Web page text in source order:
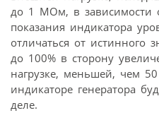
до 1 МОм, в зависимости
показания индикатора
отличаться от истинного
до 100% в сторону
нагрузке, меньшей, чем
индикаторе генератора
деле.